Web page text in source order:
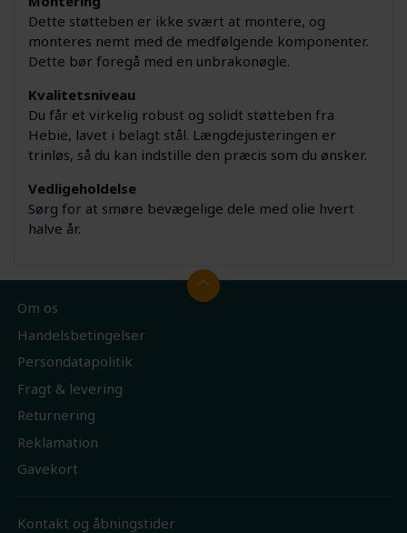
Dette støtteben er ikke svært at montere, og
monteres nemt med de medfølgende komponenter.
Dette bør foregå med en unbrakonøgle.
Kvalitetsniveau
Du får et virkelig robust og solidt støtteben fra
Hebie, lavet i belagt stål. Længdejusteringen er
trinløs, så du kan indstille den præcis som du ønsker.
Vedligeholdelse
Sørg for at smøre bevægelige dele med olie hvert
halve år.
Om os
Handelsbetingelser
Persondatapolitik
Fragt & levering
Returnering
Reklamation
Gavekort
Kontakt og åbningstider